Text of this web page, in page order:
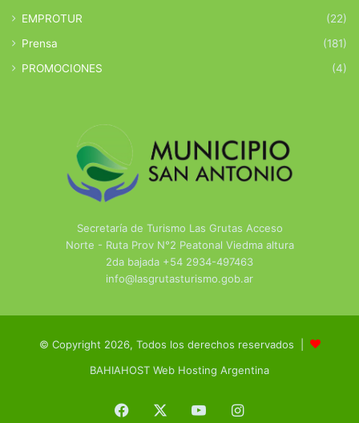
EMPROTUR
(22)
Prensa
(181)
PROMOCIONES
(4)
Secretaría de Turismo Las Grutas Acceso
Norte - Ruta Prov N°2 Peatonal Viedma altura
2da bajada +54 2934-497463
info@lasgrutasturismo.gob.ar
© Copyright 2026, Todos los derechos reservados |
BAHIAHOST Web Hosting Argentina
Facebook YouTubeInstagram